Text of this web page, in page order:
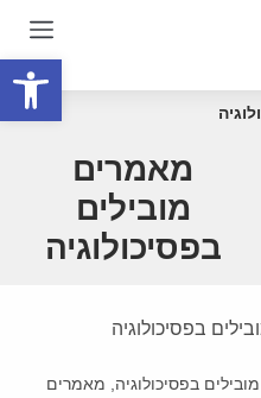
מאמרים
מובילים
בפסיכולוגיה
בפסיכולוגיה
בפסיכולוגיה, מאמרים
פתח